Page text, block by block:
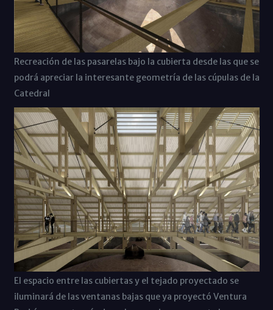
Recreación de las pasarelas bajo la cubierta desde las que se
podrá apreciar la interesante geometría de las cúpulas de la
Catedral
El espacio entre las cubiertas y el tejado proyectado se
iluminará de las ventanas bajas que ya proyectó Ventura